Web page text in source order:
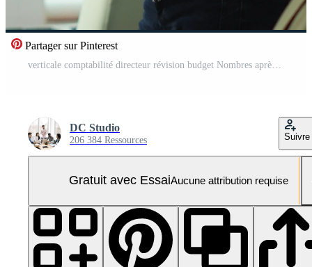
Partager sur Pinterest
DC Studio
206 384 Ressources Suivre
Gratuit avec EssaiAucune attribution requise